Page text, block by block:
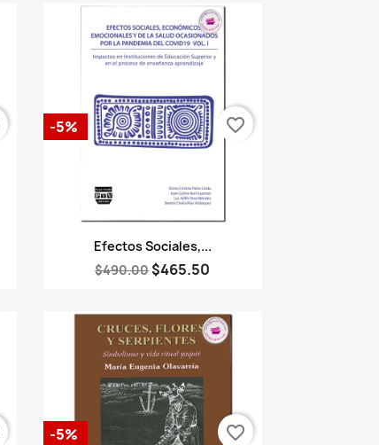
Vista rápida
Efectos Sociales,...
$490.00$465.50
-5% favorite_border
-5% favorite_border